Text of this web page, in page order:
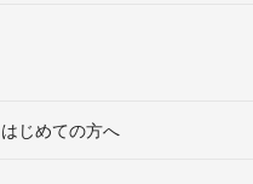
はじめての方へ